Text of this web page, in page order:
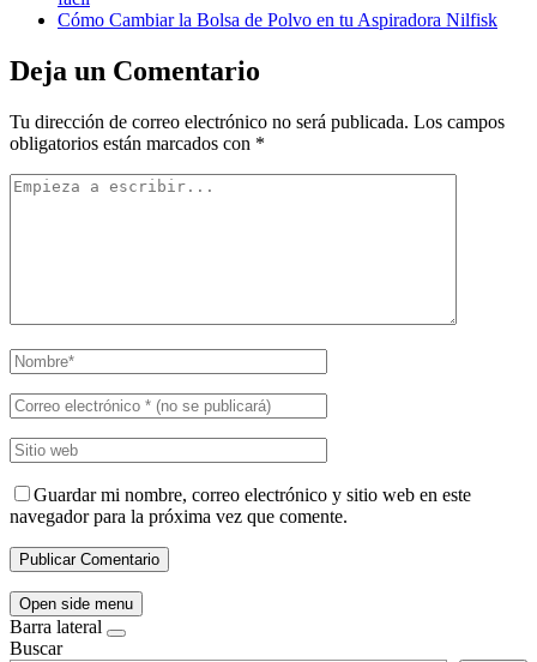
Cómo Cambiar la Bolsa de Polvo en tu Aspiradora Nilfisk
Deja un Comentario
Tu dirección de correo electrónico no será publicada. Los campos
obligatorios están marcados con *
Guardar mi nombre, correo electrónico y sitio web en este
navegador para la próxima vez que comente.
Open side menu
Barra lateral
Buscar